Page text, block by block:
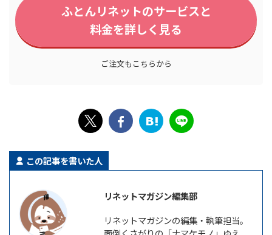
ふとんリネットのサービスと
料金を詳しく見る
ご注文もこちらから
この記事を書いた人
リネットマガジン編集部
リネットマガジンの編集・執筆担当。